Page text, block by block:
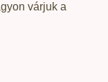
várjuk a